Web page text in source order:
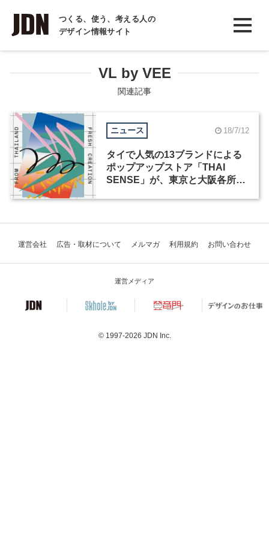
つくる、使う、考える人の
デザイン情報サイト
INTERVIEW
インタビュー
COLUMN
コラム
VL by VEE
関連記事
ニュース 18/7/12
タイで人気の13ブランドによる
ポップアップストア「THAI
SENSE」が、東京と大阪各所で
運営会社 広告・取材について メルマガ 利用規約 お問い合わせ
運営メディア
© 1997-2026 JDN Inc.